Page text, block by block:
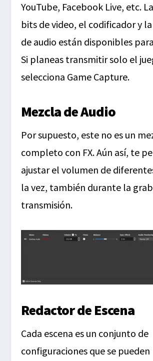
YouTube, Facebook Live, etc.
bits de video, el codificador y
de audio están disponibles
Si planeas transmitir solo el
selecciona Game Capture.
Mezcla de Audio
Por supuesto, este no es un
completo con FX. Aún así, te
ajustar el volumen de
la vez, también durante la
transmisión.
Redactor de Escena
Cada escena es un conjunto de
configuraciones que se pueden